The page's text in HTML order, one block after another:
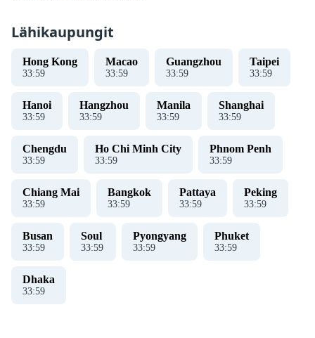
Lähikaupungit
Hong Kong
33:59
Macao
33:59
Guangzhou
33:59
Taipei
33:59
Hanoi
33:59
Hangzhou
33:59
Manila
33:59
Shanghai
33:59
Chengdu
33:59
Ho Chi Minh City
33:59
Phnom Penh
33:59
Chiang Mai
33:59
Bangkok
33:59
Pattaya
33:59
Peking
33:59
Busan
33:59
Soul
33:59
Pyongyang
33:59
Phuket
33:59
Dhaka
33:59